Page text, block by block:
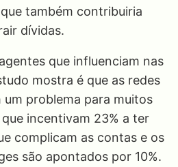
também contribuiria
dívidas.
que influenciam nas
mostra é que as redes
um problema para muitos
incentivam 23% a ter
complicam as contas e os
são apontados por 10%.